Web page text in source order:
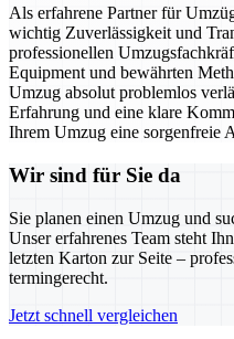
Als erfahrene Partner für
wichtig Zuverlässigkeit und
professionellen
Equipment und bewährten
Umzug absolut problemlos
Erfahrung und eine klare
Ihrem Umzug eine sorgenfreie
Wir sind für Sie da
Sie planen einen Umzug und
Unser erfahrenes Team steht
letzten Karton zur Seite –
termingerecht.
Jetzt schnell vergleichen